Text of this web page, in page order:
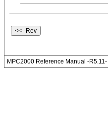
MPC2000 Reference Manual -R5.11-